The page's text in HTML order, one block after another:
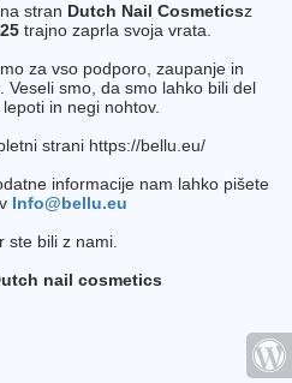
stran Dutch Nail Cosmeticsz
trajno zaprla svoja vrata.
za vso podporo, zaupanje in
Veseli smo, da smo lahko bili del
in negi nohtov.
strani https://bellu.eu/
informacije nam lahko pišete
Info@bellu.eu
ste bili z nami.
nail cosmetics